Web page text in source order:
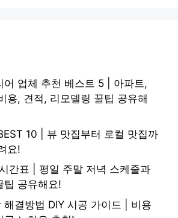
어 업체 추천 베스트 5 | 아파트,
용, 견적, 리모델링 꿀팁 공유해
10 | 뷰 맛집부터 로컬 맛집까
요!
간표 | 평일 주말 저녁 스케줄과
팁 공유해요!
해결방법 DIY 시공 가이드 | 비용